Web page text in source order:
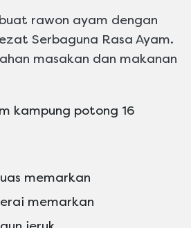
rawon ayam dengan
Serbaguna Rasa Ayam.
masakan dan makanan
kampung potong 16
memarkan
memarkan